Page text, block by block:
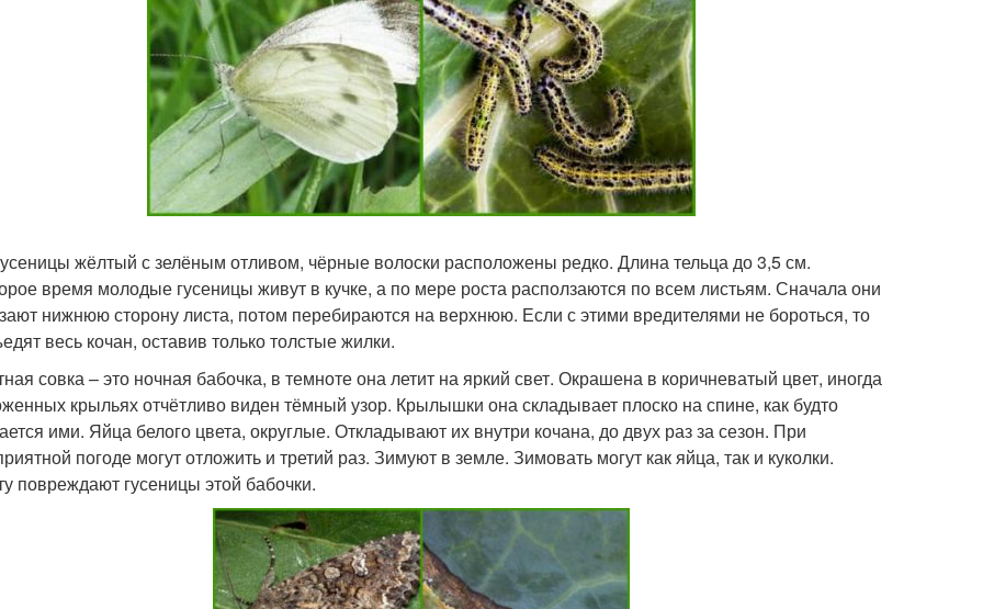
жёлтый с зелёным отливом, чёрные волоски расположены редко. Длина тельца до 3,5 см.
время молодые гусеницы живут в кучке, а по мере роста расползаются по всем листьям. Сначала они
нижнюю сторону листа, потом перебираются на верхнюю. Если с этими вредителями не бороться, то
весь кочан, оставив только толстые жилки.
совка – это ночная бабочка, в темноте она летит на яркий свет. Окрашена в коричневатый цвет, иногда
крыльях отчётливо виден тёмный узор. Крылышки она складывает плоско на спине, как будто
ими. Яйца белого цвета, округлые. Откладывают их внутри кочана, до двух раз за сезон. При
погоде могут отложить и третий раз. Зимуют в земле. Зимовать могут как яйца, так и куколки.
повреждают гусеницы этой бабочки.